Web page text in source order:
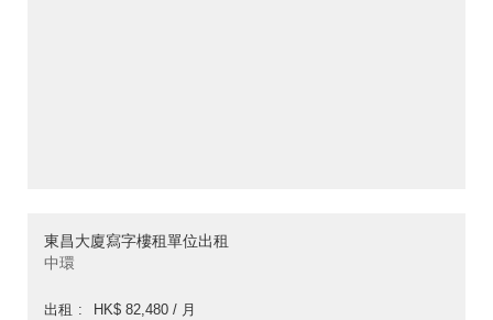
東昌大廈寫字樓租單位出租
中環
出租
HK$ 82,480 / 月